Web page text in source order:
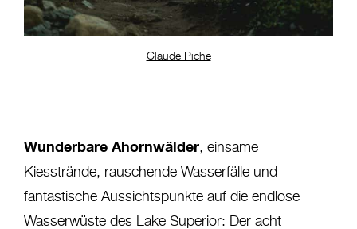
Claude Piche
Wunderbare Ahornwälder, einsame
Kiesstrände, rauschende Wasserfälle und
fantastische Aussichtspunkte auf die endlose
Wasserwüste des Lake Superior: Der acht